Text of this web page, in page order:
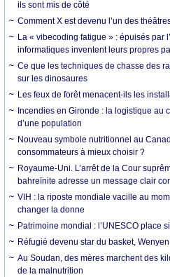
ils sont mis de côté
Comment X est devenu l’un des
La « vibecoding fatigue » : épuisés par
informatiques inventent leurs propres
Ce que les techniques de chasse des
sur les dinosaures
Les feux de forêt menacent-ils les
Incendies en Gironde : la logistique au
d’une population
Nouveau symbole nutritionnel au
consommateurs à mieux choisir ?
Royaume-Uni. L’arrêt de la Cour
bahreïnite adresse un message clair
VIH : la riposte mondiale vacille au
changer la donne
Patrimoine mondial : l’UNESCO place
Réfugié devenu star du basket,
Au Soudan, des mères marchent des
de la malnutrition